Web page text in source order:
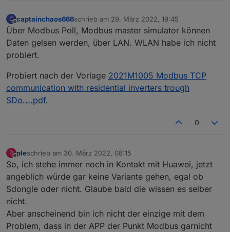
C
Offline
captainchaos666schrieb am 29. März 2022, 19:45
zuletzt editiert von
Über Modbus Poll, Modbus master simulator können
Daten gelsen werden, über LAN. WLAN habe ich nicht
probiert.
Probiert nach der Vorlage 2021M1005 Modbus TCP
communication with residential inverters trough
SDo....pdf.
0
P
Offline
pleschrieb am 30. März 2022, 08:15
zuletzt editiert von
So, ich stehe immer noch in Kontakt mit Huawei, jetzt
angeblich würde gar keine Variante gehen, egal ob
Sdongle oder nicht. Glaube bald die wissen es selber
nicht.
Aber anscheinend bin ich nicht der einzige mit dem
Problem, dass in der APP der Punkt Modbus garnicht